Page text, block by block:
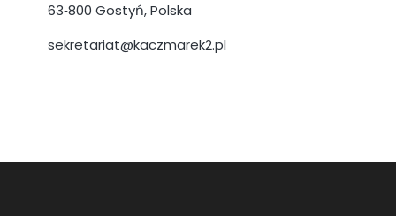
63‑800 Gostyń, Polska
sekretariat@kaczmarek2.pl